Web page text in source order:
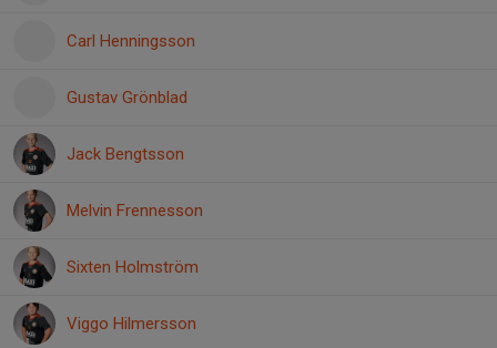
Carl Henningsson
Gustav Grönblad
Jack Bengtsson
Melvin Frennesson
Sixten Holmström
Viggo Hilmersson